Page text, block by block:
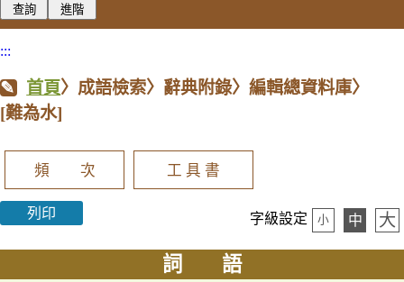
:::
首頁〉成語檢索〉辭典附錄〉編輯總資料庫〉
[難為水]
頻 次 工 具 書
列印 字級設定 小 中 大
詞 語